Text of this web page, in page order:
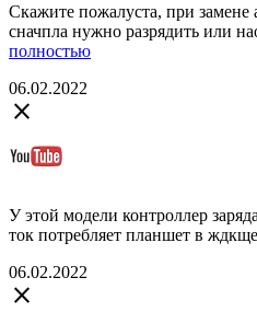
Скажите пожалуста, при замене
сначпла нужно разрядить или
полностью
06.02.2022
close
У этой модели контроллер
ток потребляет планшет в
06.02.2022
close